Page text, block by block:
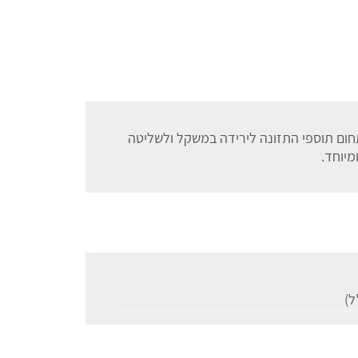
תוספי התזונה לירידה במשקל ולשליטה